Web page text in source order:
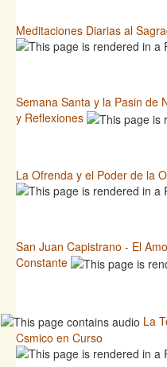
Meditaciones Diarias al
Semana Santa y la Pasin de
y Reflexiones
La Ofrenda y el Poder de la
San Juan Capistrano - El
Constante
La
Csmico en Curso